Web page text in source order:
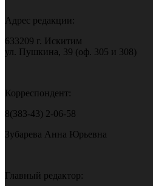
Адрес редакции:
633209 г. Искитим
ул. Пушкина, 39 (оф. 305 и 308)
Корреспондент:
8(383-43) 2-06-58
Зубарева Анна Юрьевна
Главный редактор: